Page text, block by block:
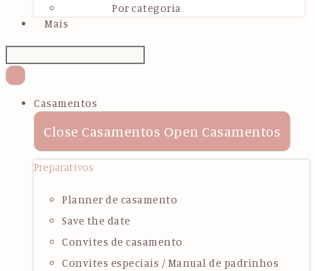
Por categoria
Mais
Casamentos
Close Casamentos Open Casamentos
Preparativos
Planner de casamento
Save the date
Convites de casamento
Convites especiais / Manual de padrinhos